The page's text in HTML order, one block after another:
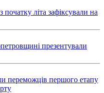
літа зафіксували на
презентували
переможців першого етапу